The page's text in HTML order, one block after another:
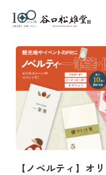
【ノベルティ】オ